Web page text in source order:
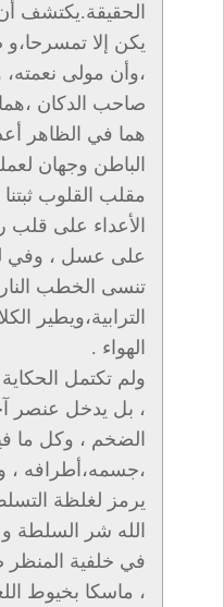
الحقيقة.يكتشف
يكن إلا
،وأن مولى
صاحب الدكان
هما في الظاهر
الباطن وجهان
مقلب القلوب
الأعداء على
على عسل ، وفي
تنسى الخطب
الترابية،ويطير
الهواء .
ولم تكتمل
، بل يدخل عنصر
الضخم ، وكل ما
،جسمه،أطرافه ،
يرمز لغلظة
الله شر السلطة
في خلفية المنظر
، ماسكا بخيوط